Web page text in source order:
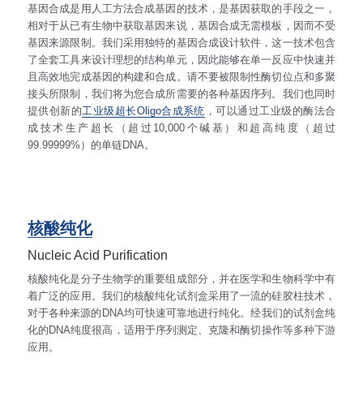
基因合成是用人工方法合成基因的技术，是基因获取的手段之一，
相对于从已有生物中获取基因来说，基因合成无需模板，因而不受
基因来源限制。我们采用独特的基因合成设计软件，这一技术包含
了全套工具来设计理想的结构单元，因此能够在单一反应中快速并
且高效地完成基因的构建和合成。请不要被限制性酶切位点和多聚
接头所限制，我们将为您合成所需要的各种基因序列。我们也同时
提供创新的工业级超长Oligo合成系统 ，可以通过工业级的酶法合
成技术生产超长（超过10,000个碱基）和超高纯度（超过
99.99999%）的单链DNA。
核酸纯化
Nucleic Acid Purification
核酸纯化是分子生物学的重要组成部分，并在医学和生物科学中有
着广泛的应用。我们的核酸纯化试剂盒采用了一流的硅胶柱技术，
对于各种来源的DNA均可快速可靠地进行纯化。经我们的试剂盒纯
化的DNA纯度很高，适用于序列测定、克隆和酶切操作等多种下游
应用。